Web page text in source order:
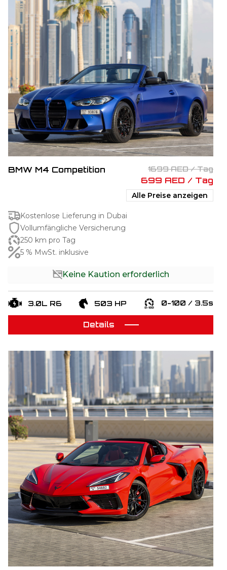
BMW M4 Competition 1699 AED / Tag
699 AED / Tag
Alle Preise anzeigen
Kostenlose Lieferung in Dubai
Vollumfängliche Versicherung
250 km pro Tag
5 % MwSt. inklusive
Keine Kaution erforderlich
3.0L R6 503 HP 0-100 / 3.5s
Details